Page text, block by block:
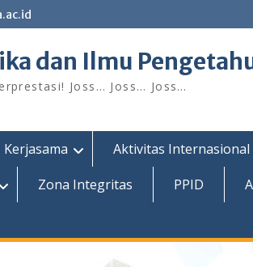
dan Ilmu
Joss… Joss… Joss…
Kerjasama Aktivitas Internasional
Zona Integritas PPID